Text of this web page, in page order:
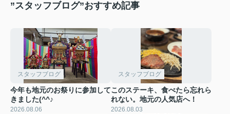
”スタッフブログ”おすすめ記事
スタッフブログ
今年も地元のお祭りに参加して
きました(^^♪
2026.08.06
スタッフブログ
このステーキ、食べたら忘れら
れない。地元の人気店へ！
2026.08.03